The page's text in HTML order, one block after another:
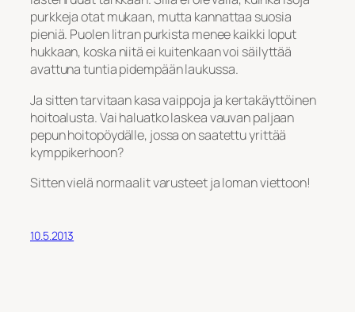
purkkeja otat mukaan, mutta kannattaa suosia
pieniä. Puolen litran purkista menee kaikki loput
hukkaan, koska niitä ei kuitenkaan voi säilyttää
avattuna tuntia pidempään laukussa.
Ja sitten tarvitaan kasa vaippoja ja kertakäyttöinen
hoitoalusta. Vai haluatko laskea vauvan paljaan
pepun hoitopöydälle, jossa on saatettu yrittää
kymppikerhoon?
Sitten vielä normaalit varusteet ja loman viettoon!
10.5.2013